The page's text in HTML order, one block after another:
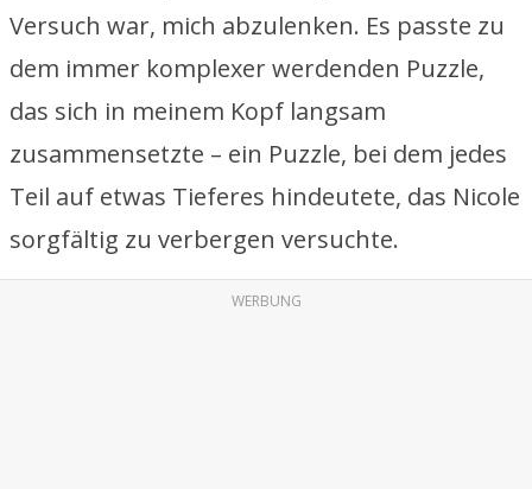
Versuch war, mich abzulenken. Es passte zu
dem immer komplexer werdenden Puzzle,
das sich in meinem Kopf langsam
zusammensetzte – ein Puzzle, bei dem jedes
Teil auf etwas Tieferes hindeutete, das Nicole
sorgfältig zu verbergen versuchte.
WERBUNG